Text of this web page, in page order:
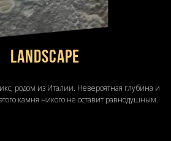
LANDSCAPE
родом из Италии. Невероятная глубина и
камня никого не оставит равнодушным.